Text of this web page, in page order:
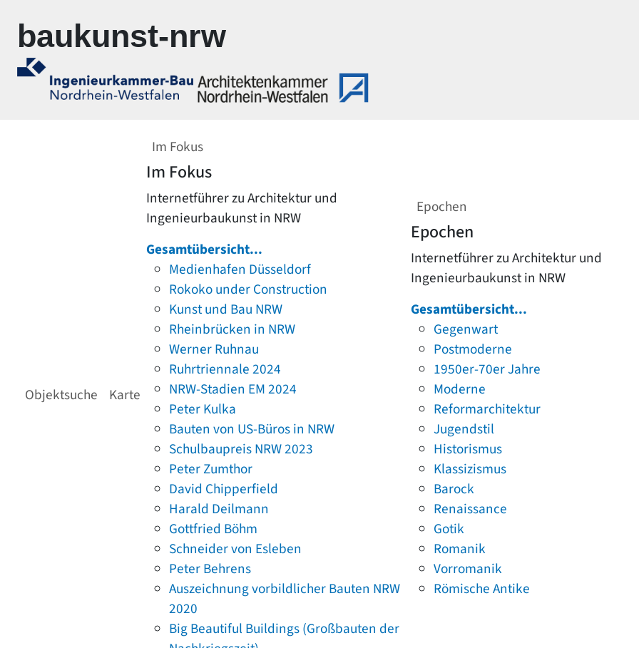
baukunst-nrw
Objektsuche Karte
Im Fokus
Im Fokus
Internetführer zu Architektur und
Ingenieurbaukunst in NRW
Gesamtübersicht...
Medienhafen Düsseldorf
Rokoko under Construction
Kunst und Bau NRW
Rheinbrücken in NRW
Werner Ruhnau
Ruhrtriennale 2024
NRW-Stadien EM 2024
Peter Kulka
Bauten von US-Büros in NRW
Schulbaupreis NRW 2023
Peter Zumthor
David Chipperfield
Harald Deilmann
Gottfried Böhm
Schneider von Esleben
Peter Behrens
Auszeichnung vorbildlicher Bauten NRW
2020
Big Beautiful Buildings (Großbauten der
Epochen
Epochen
Internetführer zu Architektur und
Ingenieurbaukunst in NRW
Gesamtübersicht...
Gegenwart
Postmoderne
1950er-70er Jahre
Moderne
Reformarchitektur
Jugendstil
Historismus
Klassizismus
Barock
Renaissance
Gotik
Romanik
Vorromanik
Römische Antike